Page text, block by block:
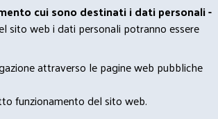
cui sono destinati i dati personali -
sito web i dati personali potranno essere
attraverso le pagine web pubbliche
funzionamento del sito web.